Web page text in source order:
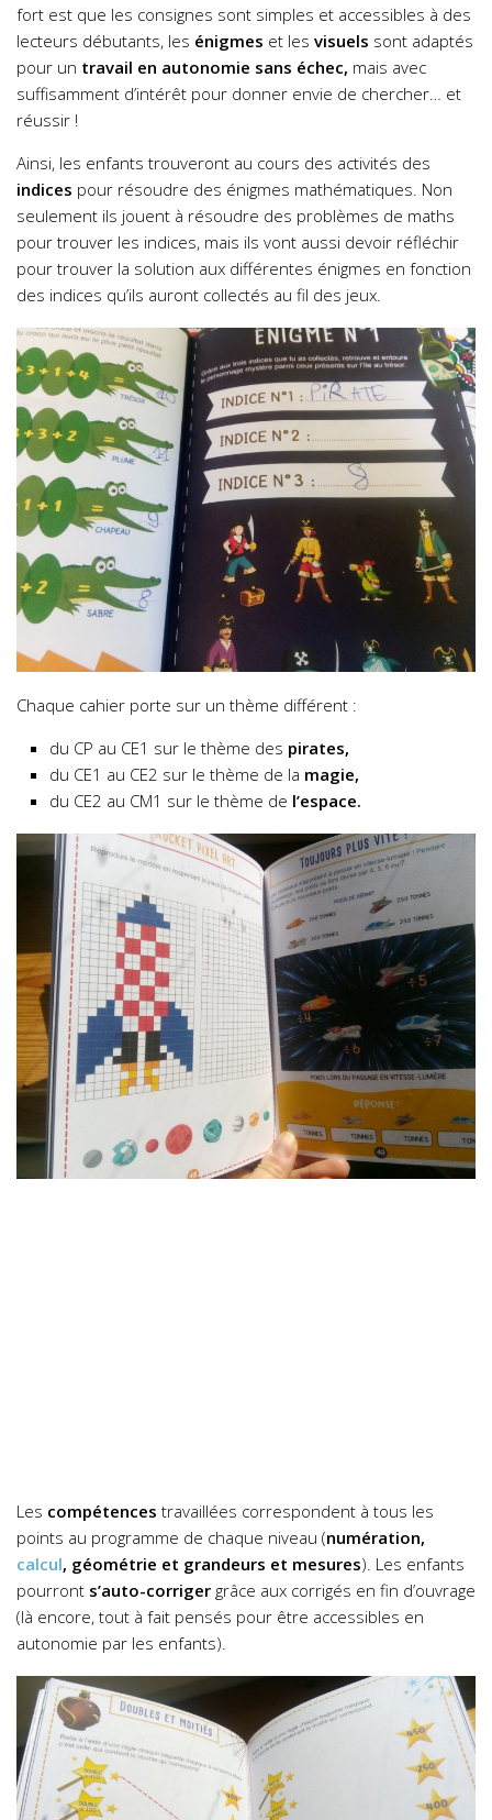
fort est que les consignes sont simples et accessibles à des
lecteurs débutants, les énigmes et les visuels sont adaptés
pour un travail en autonomie sans échec, mais avec
suffisamment d’intérêt pour donner envie de chercher… et
réussir !
Ainsi, les enfants trouveront au cours des activités des
indices pour résoudre des énigmes mathématiques. Non
seulement ils jouent à résoudre des problèmes de maths
pour trouver les indices, mais ils vont aussi devoir réfléchir
pour trouver la solution aux différentes énigmes en fonction
des indices qu’ils auront collectés au fil des jeux.
Chaque cahier porte sur un thème différent :
du CP au CE1 sur le thème des pirates,
du CE1 au CE2 sur le thème de la magie,
du CE2 au CM1 sur le thème de l’espace.
Les compétences travaillées correspondent à tous les
points au programme de chaque niveau (numération,
calcul, géométrie et grandeurs et mesures). Les enfants
pourront s’auto-corriger grâce aux corrigés en fin d’ouvrage
(là encore, tout à fait pensés pour être accessibles en
autonomie par les enfants).